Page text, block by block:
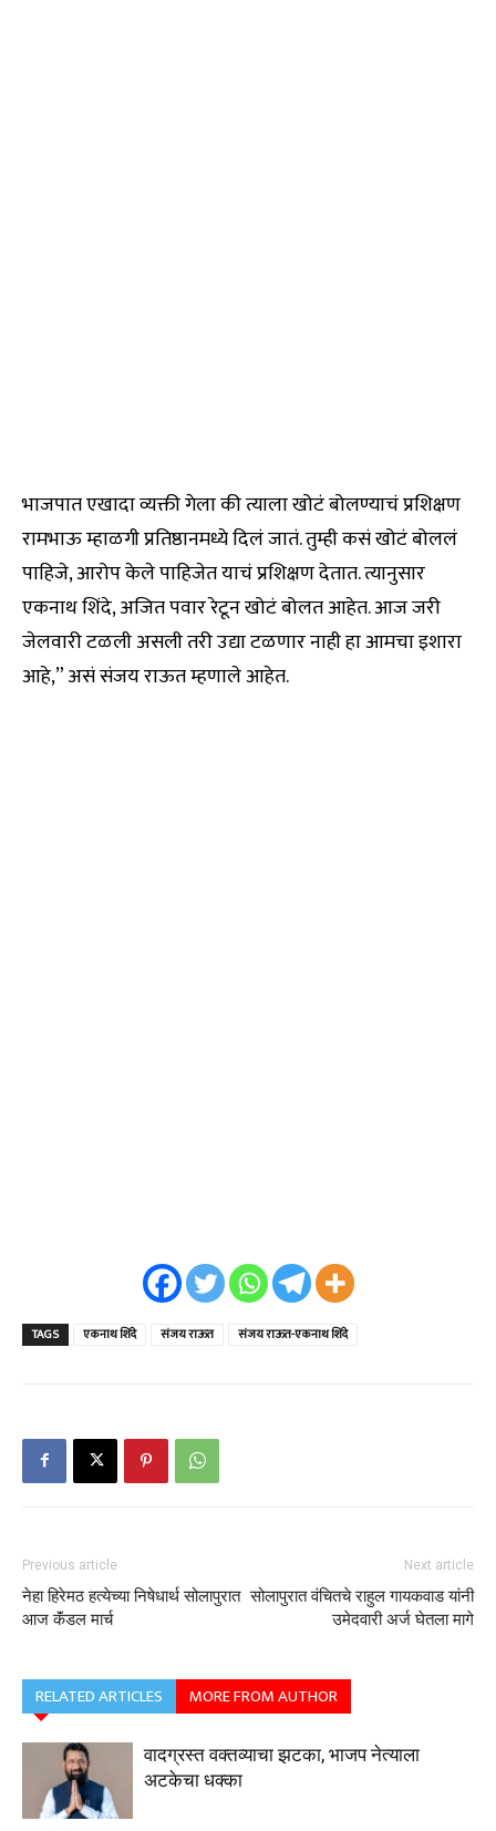
भाजपात एखादा व्यक्ती गेला की त्याला खोटं बोलण्याचं प्रशिक्षण
रामभाऊ म्हाळगी प्रतिष्ठानमध्ये दिलं जातं. तुम्ही कसं खोटं बोललं
पाहिजे, आरोप केले पाहिजेत याचं प्रशिक्षण देतात. त्यानुसार
एकनाथ शिंदे, अजित पवार रेटून खोटं बोलत आहेत. आज जरी
जेलवारी टळली असली तरी उद्या टळणार नाही हा आमचा इशारा
आहे,” असं संजय राऊत म्हणाले आहेत.
TAGS एकनाथ शिंदे संजय राऊत संजय राऊत-एकनाथ शिंदे
Previous article
नेहा हिरेमठ हत्येच्या निषेधार्थ सोलापुरात
आज कॅंडल मार्च
Next article
सोलापुरात वंचितचे राहुल गायकवाड यांनी
उमेदवारी अर्ज घेतला मागे
RELATED ARTICLES MORE FROM AUTHOR
वादग्रस्त वक्तव्याचा झटका, भाजप नेत्याला
अटकेचा धक्का